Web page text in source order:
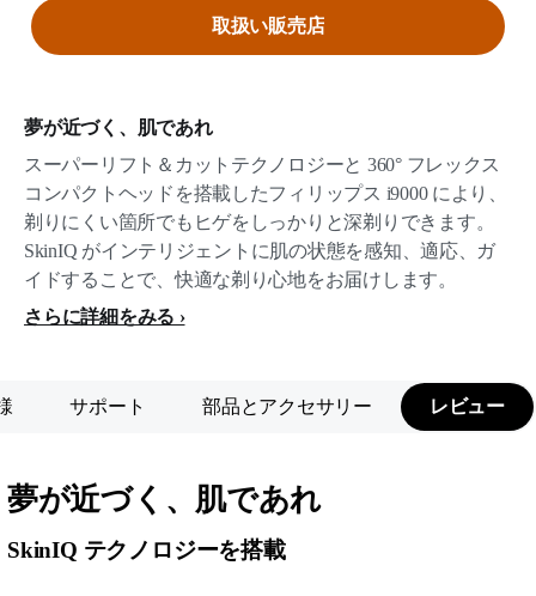
夢が近づく、肌であれ
スーパーリフト＆カットテクノロジーと 360° フレックス
コンパクトヘッドを搭載したフィリップス i9000 により、
剃りにくい箇所でもヒゲをしっかりと深剃りできます。
SkinIQ がインテリジェントに肌の状態を感知、適応、ガ
イドすることで、快適な剃り心地をお届けします。
さらに詳細をみる
取扱い販売店
サポート 部品とアクセサリー レビュー
夢が近づく、肌であれ
SkinIQ テクノロジーを搭載